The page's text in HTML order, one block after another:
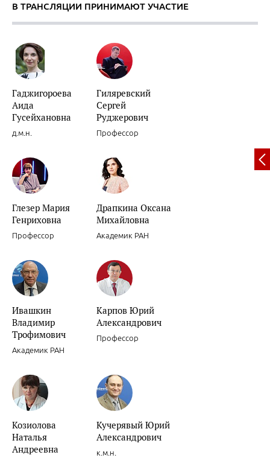
Вариабельность артериального давления.
Декомпенсации хронической сердечной недостаточности.
Роль препаратов для «миокардиальной цитопротекции» в
женщин.
В ТРАНСЛЯЦИИ ПРИНИМАЮТ УЧАСТИЕ
Гаджигороева
Аида
Гусейхановна
д.м.н.
Гиляревский
Сергей
Руджерович
Профессор
Глезер Мария
Генриховна
Профессор
Драпкина Оксана
Михайловна
Академик РАН
Ивашкин
Владимир
Трофимович
Академик РАН
Карпов Юрий
Александрович
Профессор
Козиолова
Наталья
Андреевна
Кучерявый Юрий
Александрович
к.м.н.